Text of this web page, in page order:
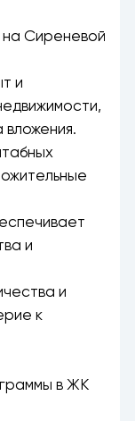
Сиреневой
и
вложения.
и
и
к
в ЖК